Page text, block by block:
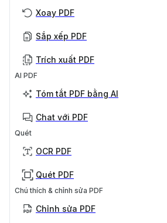
Xoay PDF
Sắp xếp PDF
Trích xuất PDF
AI PDF
Tóm tắt PDF bằng AI
Chat với PDF
Quét
OCR PDF
Quét PDF
Chú thích & chỉnh sửa PDF
Chỉnh sửa PDF